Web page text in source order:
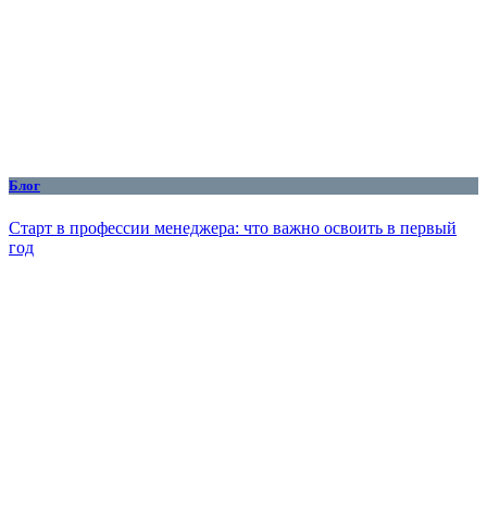
Блог
Старт в профессии менеджера: что важно освоить в первый
год